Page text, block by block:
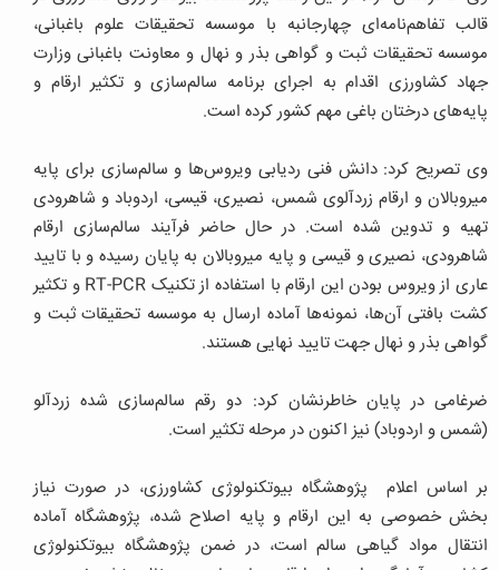
قالب تفاهم‌نامه‌ای چهارجانبه با موسسه تحقیقات علوم باغبانی،
موسسه تحقیقات ثبت و گواهی بذر و نهال و معاونت باغبانی وزارت
جهاد کشاورزی اقدام به اجرای برنامه سالم‌سازی و تکثیر ارقام و
پایه‌های درختان باغی مهم کشور کرده است.
وی تصریح کرد: دانش فنی ردیابی ویروس‌ها و سالم‌سازی برای پایه
میروبالان و ارقام زردآلوی شمس، نصیری، قیسی، اردوباد و شاهرودی
تهیه و تدوین شده است. در حال حاضر فرآیند سالم‌سازی ارقام
شاهرودی، نصیری و قیسی و پایه میروبالان به پایان رسیده و با تایید
عاری از ویروس بودن این ارقام با استفاده از تکنیک RT-PCR و تکثیر
کشت بافتی آن‌ها، نمونه‌ها آماده ارسال به موسسه تحقیقات ثبت و
گواهی بذر و نهال جهت تایید نهایی هستند.
ضرغامی در پایان خاطرنشان کرد: دو رقم سالم‌سازی شده زردآلو
(شمس و اردوباد) نیز اکنون در مرحله تکثیر است.
بر اساس اعلام پژوهشگاه بیوتکنولوژی کشاورزی، در صورت نیاز
بخش خصوصی به این ارقام و پایه اصلاح شده، پژوهشگاه آماده
انتقال مواد گیاهی سالم است، در ضمن پژوهشگاه بیوتکنولوژی